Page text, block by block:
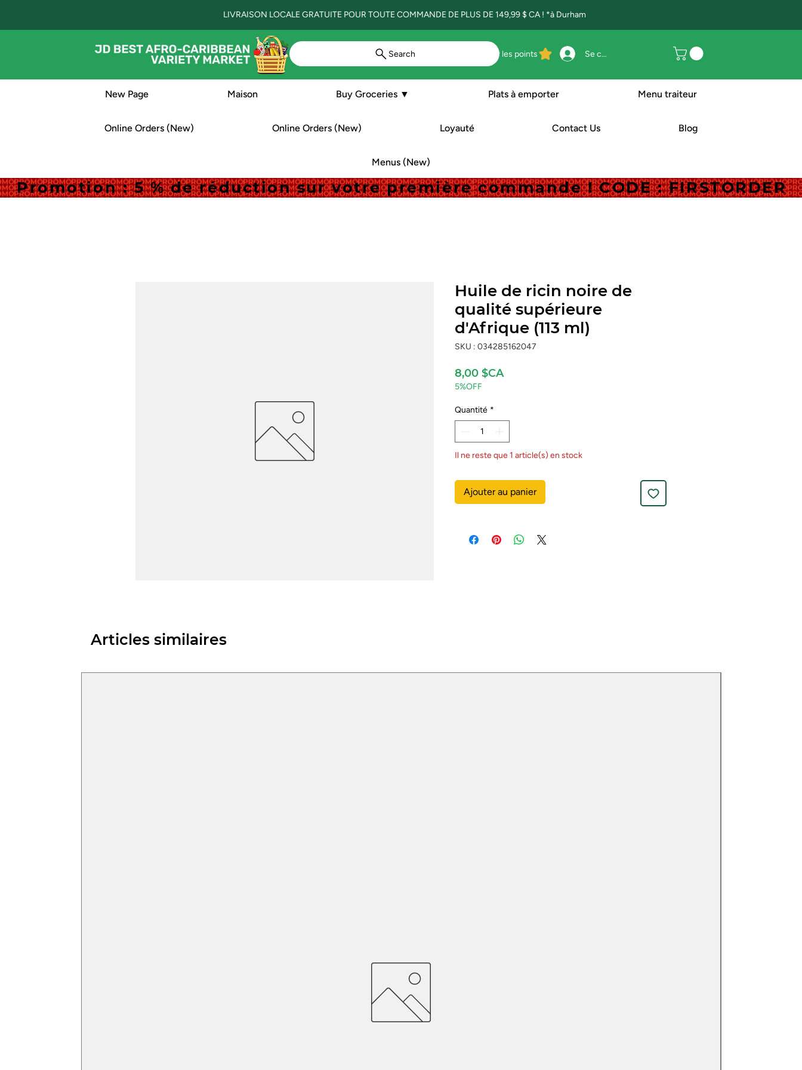
LIVRAISON LOCALE GRATUITE POUR TOUTE COMMANDE DE PLUS DE 149,99 $ CA ! *à Durham
Voir les points Se connecter
Search
New Page Maison Buy Groceries ▼ Plats à emporter Menu traiteur
Online Orders (New) Online Orders (New) Loyauté Contact Us Blog
Menus (New)
Promotion : 5 % de réduction sur votre première commande ! CODE : FIRSTORDER
Promotion : 5 % de réduction sur votre première commande ! CODE : FIRSTORDER
Huile de ricin noire de
qualité supérieure
d'Afrique (113 ml)
SKU : 034285162047
8,00 $CAPrix
5%OFF
Quantité *
Il ne reste que 1 article(s) en stock
Ajouter au panier
Articles similaires